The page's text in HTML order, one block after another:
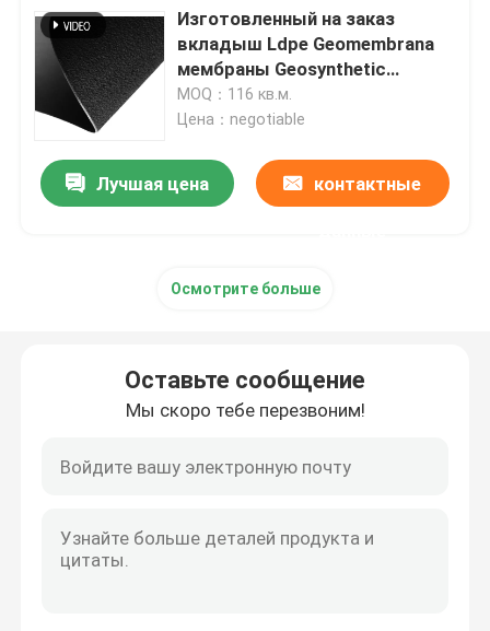
HDPE Geocell
Мешки с песком Geofabric
Geotextile нити Nonwoven
Пластиковая доска дренажа
Вкладыш глины Geosynthetic
Составное Geomembrane
Изготовленный на заказ
вкладыш Ldpe Geomembrana
мембраны Geosynthetic
рыбного пруда
MOQ：116 кв.м.
Цена：negotiable
Лучшая цена контактные
Осмотрите больше
Оставьте сообщение
Мы скоро тебе перезвоним!